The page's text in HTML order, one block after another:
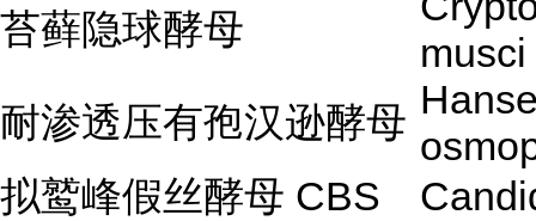
苔藓隐球酵母
musci
耐渗透压有孢汉逊酵母
拟鹫峰假丝酵母 CBS